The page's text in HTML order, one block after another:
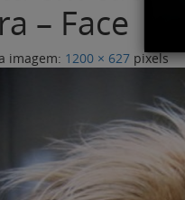
– Face
imagem: 1200 × 627 pixels